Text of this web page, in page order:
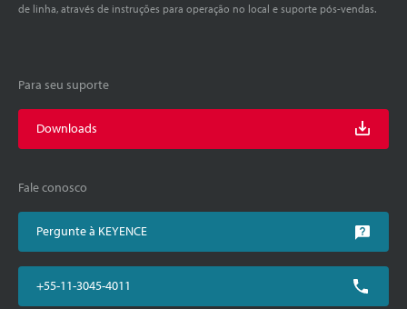
de linha, através de instruções para operação no local e suporte pós-vendas.
Para seu suporte
Downloads
Fale conosco
Pergunte à KEYENCE
+55-11-3045-4011